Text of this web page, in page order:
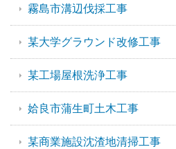
霧島市溝辺伐採工事
某大学グラウンド改修工事
某工場屋根洗浄工事
姶良市蒲生町土木工事
某商業施設沈渣地清掃工事